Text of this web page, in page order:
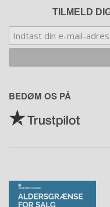
TILMELD
BEDØM OS PÅ